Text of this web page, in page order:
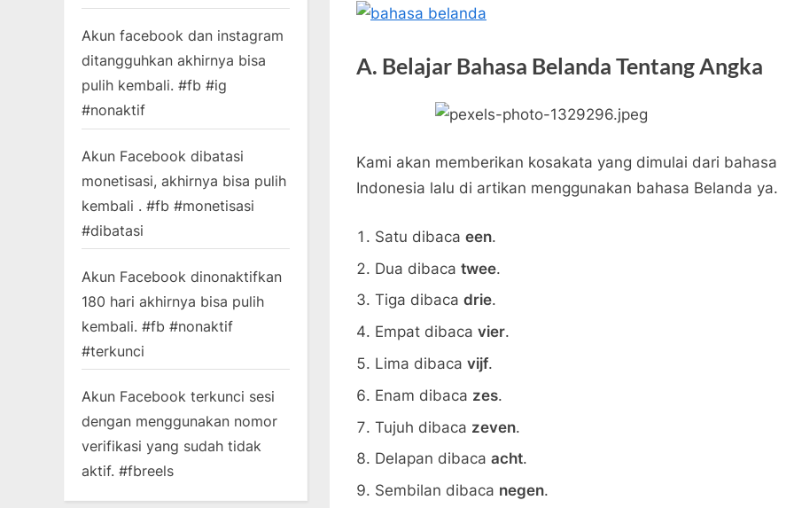
A. Belajar Bahasa Belanda Tentang Angka
Kami akan memberikan kosakata yang dimulai dari bahasa
Indonesia lalu di artikan menggunakan bahasa Belanda ya.
Satu dibaca een.
Dua dibaca twee.
Tiga dibaca drie.
Empat dibaca vier.
Lima dibaca vijf.
Enam dibaca zes.
Tujuh dibaca zeven.
Delapan dibaca acht.
Sembilan dibaca negen.
Akun facebook dan instagram
ditangguhkan akhirnya bisa
pulih kembali. #fb #ig
#nonaktif
Akun Facebook dibatasi
monetisasi, akhirnya bisa pulih
kembali . #fb #monetisasi
#dibatasi
Akun Facebook dinonaktifkan
180 hari akhirnya bisa pulih
kembali. #fb #nonaktif
#terkunci
Akun Facebook terkunci sesi
dengan menggunakan nomor
verifikasi yang sudah tidak
aktif. #fbreels